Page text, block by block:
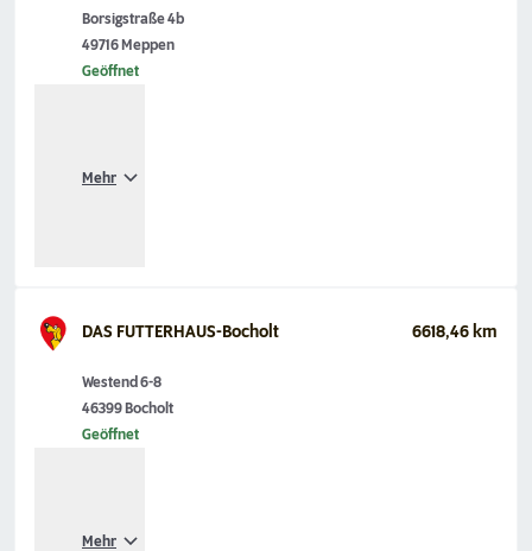
Borsigstraße 4b
49716 Meppen
Geöffnet
Mehr
DAS FUTTERHAUS-Bocholt 6618,46 km
Westend 6-8
46399 Bocholt
Geöffnet
Mehr